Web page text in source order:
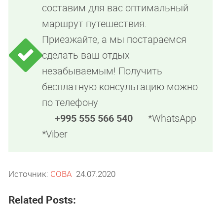
составим для вас оптимальный
маршрут путешествия.
Приезжайте, а мы постараемся
сделать ваш отдых
незабываемым! Получить
бесплатную консультацию можно
по телефону
+995 555 566 540
*WhatsApp
*Viber
Источник: СОВА 24.07.2020
Related Posts: